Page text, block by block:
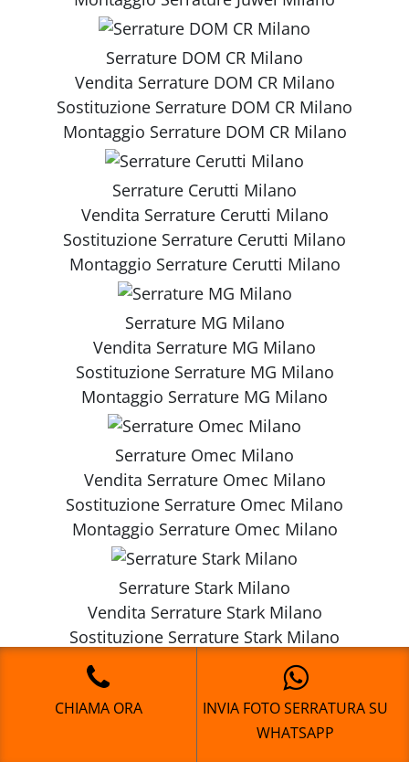
Serrature DOM CR Milano
Vendita Serrature DOM CR Milano
Sostituzione Serrature DOM CR Milano
Montaggio Serrature DOM CR Milano
Serrature Cerutti Milano
Vendita Serrature Cerutti Milano
Sostituzione Serrature Cerutti Milano
Montaggio Serrature Cerutti Milano
Serrature MG Milano
Vendita Serrature MG Milano
Sostituzione Serrature MG Milano
Montaggio Serrature MG Milano
Serrature Omec Milano
Vendita Serrature Omec Milano
Sostituzione Serrature Omec Milano
Montaggio Serrature Omec Milano
Serrature Stark Milano
Vendita Serrature Stark Milano
Sostituzione Serrature Stark Milano
Montaggio
Serrature Stark Milano
Serrature Opera Milano
Serrature Opera Milano
CHIAMA ORA
INVIA FOTO SERRATURA SU
WHATSAPP